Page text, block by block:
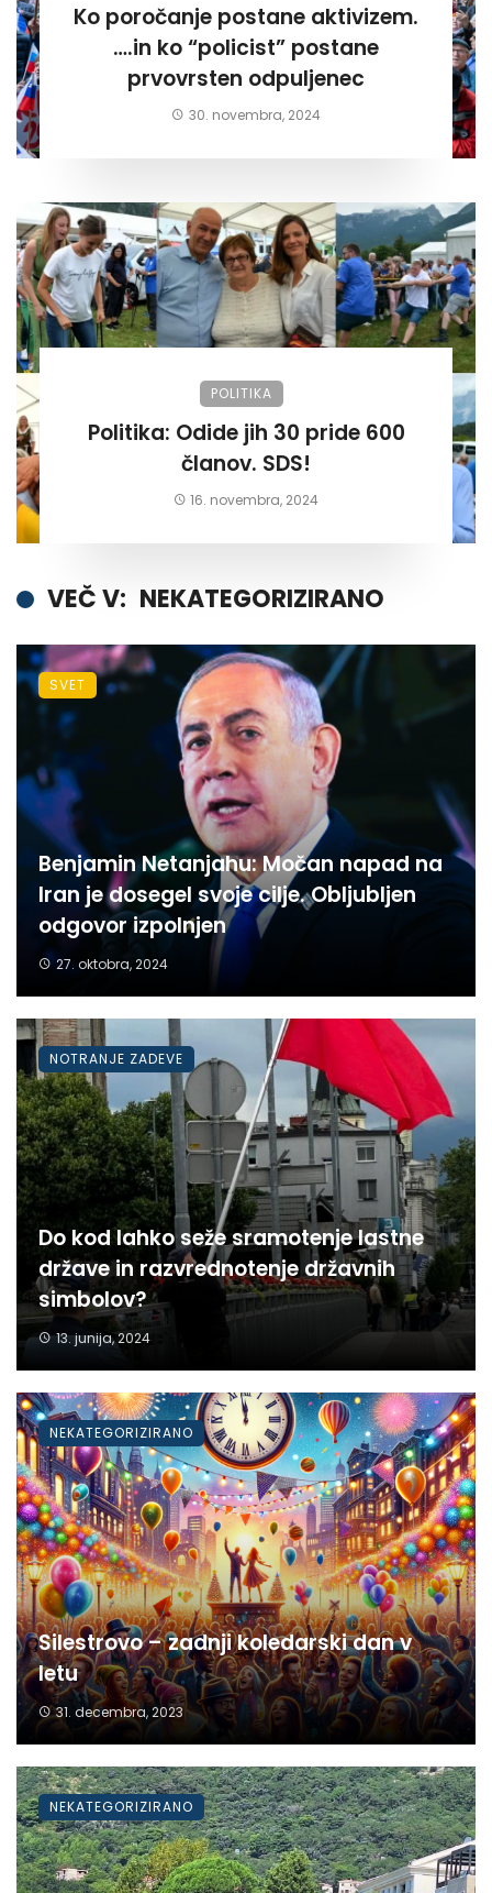
Ko poročanje postane aktivizem.
….in ko “policist” postane
prvovrsten odpuljenec
30. novembra, 2024
POLITIKA
Politika: Odide jih 30 pride 600
članov. SDS!
16. novembra, 2024
VEČ V: NEKATEGORIZIRANO
Benjamin Netanjahu: Močan napad na
Iran je dosegel svoje cilje. Obljubljen
odgovor izpolnjen
27. oktobra, 2024
SVET
Do kod lahko seže sramotenje lastne
države in razvrednotenje državnih
simbolov?
13. junija, 2024
NOTRANJE ZADEVE
Silestrovo – zadnji koledarski dan v
letu
31. decembra, 2023
NEKATEGORIZIRANO
NEKATEGORIZIRANO